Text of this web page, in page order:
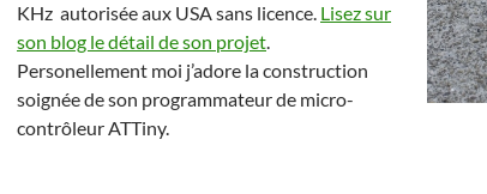
KHz autorisée aux USA sans licence. Lisez sur
son blog le détail de son projet.
Personellement moi j’adore la construction
soignée de son programmateur de micro-
contrôleur ATTiny.